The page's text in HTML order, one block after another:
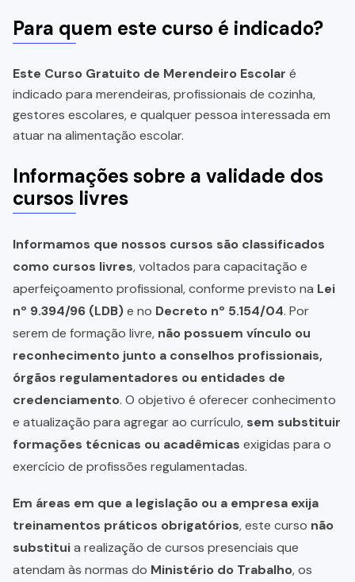
Para quem este curso é indicado?
Este Curso Gratuito de Merendeiro Escolar é
indicado para merendeiras, profissionais de cozinha,
gestores escolares, e qualquer pessoa interessada em
atuar na alimentação escolar.
Informações sobre a validade dos
cursos livres
Informamos que nossos cursos são classificados
como cursos livres, voltados para capacitação e
aperfeiçoamento profissional, conforme previsto na Lei
nº 9.394/96 (LDB)e no Decreto nº 5.154/04. Por
serem de formação livre, não possuem vínculo ou
reconhecimento junto a conselhos profissionais,
órgãos regulamentadores ou entidades de
credenciamento. O objetivo é oferecer conhecimento
e atualização para agregar ao currículo, sem substituir
formações técnicas ou acadêmicas exigidas para o
exercício de profissões regulamentadas.
Em áreas em que a legislação ou a empresa exija
treinamentos práticos obrigatórios, este curso não
substituia realização de cursos presenciais que
atendam às normas do Ministério do Trabalho, os